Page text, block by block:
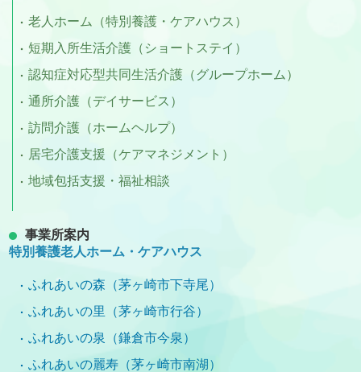
老人ホーム（特別養護・ケアハウス）
短期入所生活介護（ショートステイ）
認知症対応型共同生活介護（グループホーム）
通所介護（デイサービス）
訪問介護（ホームヘルプ）
居宅介護支援（ケアマネジメント）
地域包括支援・福祉相談
事業所案内
特別養護老人ホーム・ケアハウス
ふれあいの森（茅ヶ崎市下寺尾）
ふれあいの里（茅ヶ崎市行谷）
ふれあいの泉（鎌倉市今泉）
ふれあいの麗寿（茅ヶ崎市南湖）